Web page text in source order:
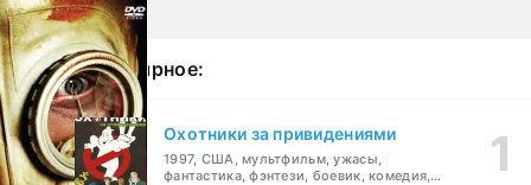
Популярное:
Охотники за привидениями
1997, США, мультфильм, ужасы,
фантастика, фэнтези, боевик, комедия,